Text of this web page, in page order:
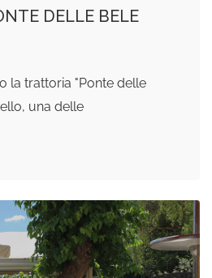
DELLE BELE
la trattoria "Ponte delle
una delle